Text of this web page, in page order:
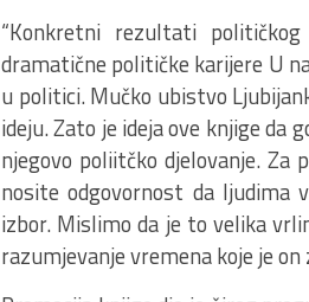
“Konkretni rezultati
dramatične političke karijere U
u politici. Mučko ubistvo
ideju. Zato je ideja ove knjige da
njegovo poliitčko djelovanje.
nosite odgovornost da ljudima
izbor. Mislimo da je to velika
razumjevanje vremena koje je